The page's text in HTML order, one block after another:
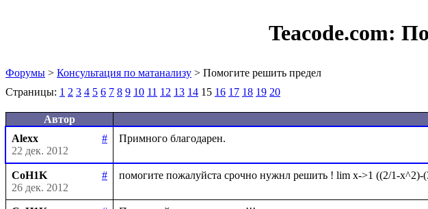
Teacode.com:
Форумы > Консультация по матанализу > Помогите решить предел
Страницы: 1 2 3 4 5 6 7 8 9 10 11 12 13 14 15 16 17 18 19 20
Автор
Alexx
#
22 дек. 2012
CoH1K
#
26 дек. 2012